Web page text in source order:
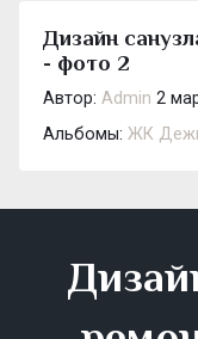
Дизайн
- фото 2
Автор: Admin 2
Альбомы: ЖК